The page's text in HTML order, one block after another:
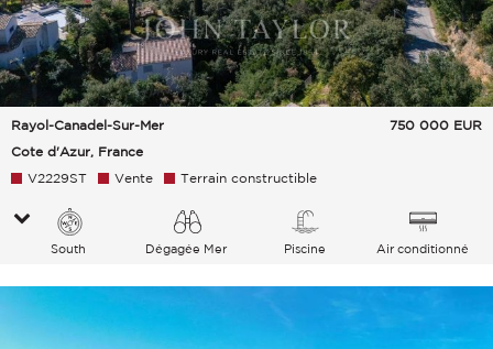
Rayol-Canadel-Sur-Mer
Cote d'Azur, France
750 000 EUR
V2229ST Vente Terrain constructible
South Dégagée Mer Piscine Air conditionné